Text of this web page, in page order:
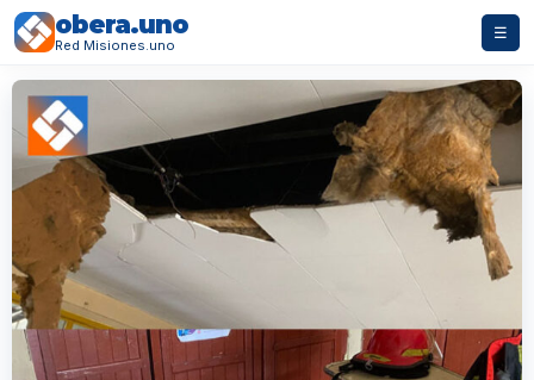
obera.uno
Red Misiones.uno
☰